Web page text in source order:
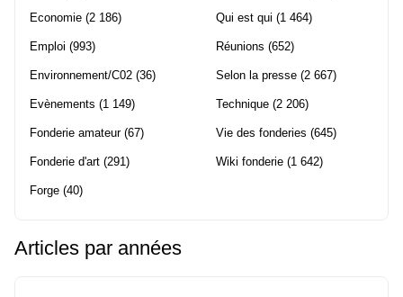
Economie (2 186)
Emploi (993)
Environnement/C02 (36)
Evènements (1 149)
Fonderie amateur(67)
Fonderie d'art (291)
Forge (40)
Qui est qui (1 464)
Réunions (652)
Selon la presse (2 667)
Technique (2 206)
Vie des fonderies (645)
Wiki fonderie (1 642)
Articles par années